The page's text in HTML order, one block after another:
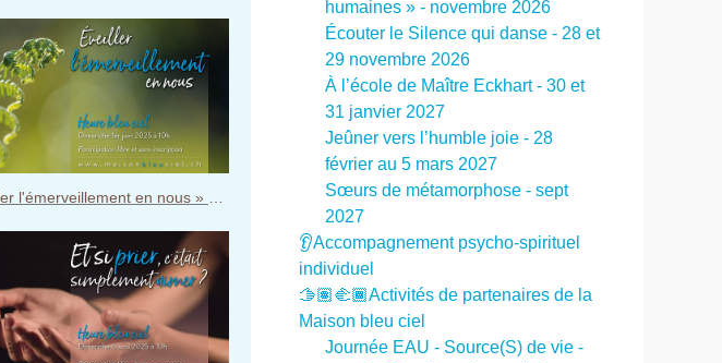
humaines » - novembre 2026
Écouter le Silence qui danse - 28 et
29 novembre 2026
À l’école de Maître Eckhart - 30 et
31 janvier 2027
Jeûner vers l’humble joie - 28
février au 5 mars 2027
Sœurs de métamorphose - sept
2027
👂Accompagnement psycho-spirituel
individuel
🫱🏽‍🫲🏾Activités de partenaires de la
Maison bleu ciel
Journée EAU - Source(S) de vie -